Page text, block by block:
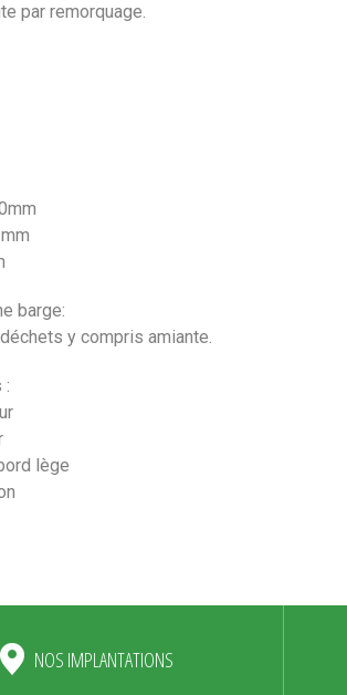
par remorquage.
barge:
y compris amiante.
:
lège
NOS IMPLANTATIONS